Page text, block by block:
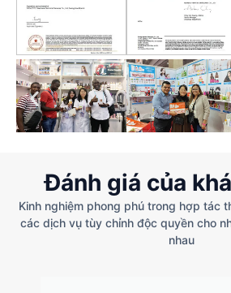
Đánh giá của
Kinh nghiệm phong phú trong hợp tác
các dịch vụ tùy chỉnh độc quyền cho
nhau